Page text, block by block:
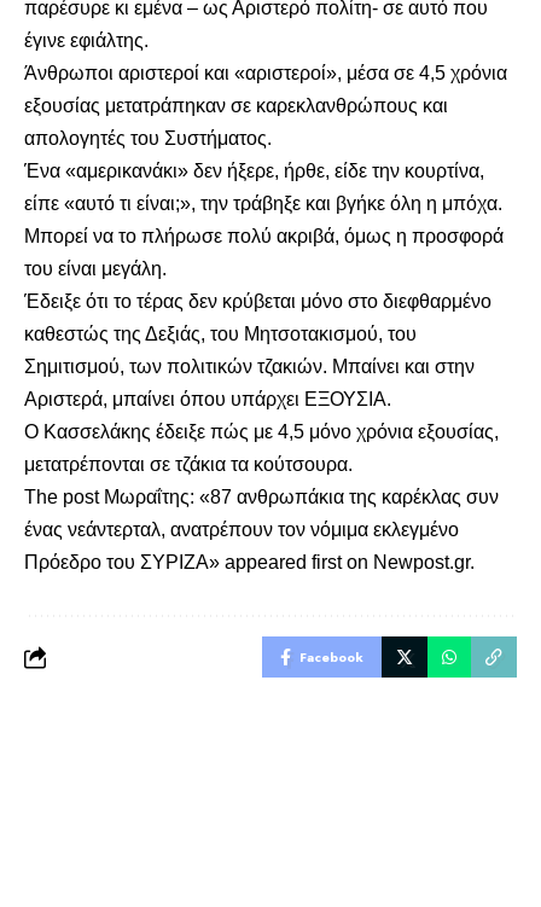
παρέσυρε κι εμένα – ως Αριστερό πολίτη- σε αυτό που
έγινε εφιάλτης.
Άνθρωποι αριστεροί και «αριστεροί», μέσα σε 4,5 χρόνια
εξουσίας μετατράπηκαν σε καρεκλανθρώπους και
απολογητές του Συστήματος.
Ένα «αμερικανάκι» δεν ήξερε, ήρθε, είδε την κουρτίνα,
είπε «αυτό τι είναι;», την τράβηξε και βγήκε όλη η μπόχα.
Μπορεί να το πλήρωσε πολύ ακριβά, όμως η προσφορά
του είναι μεγάλη.
Έδειξε ότι το τέρας δεν κρύβεται μόνο στο διεφθαρμένο
καθεστώς της Δεξιάς, του Μητσοτακισμού, του
Σημιτισμού, των πολιτικών τζακιών. Μπαίνει και στην
Αριστερά, μπαίνει όπου υπάρχει ΕΞΟΥΣΙΑ.
Ο Κασσελάκης έδειξε πώς με 4,5 μόνο χρόνια εξουσίας,
μετατρέπονται σε τζάκια τα κούτσουρα.
The post Μωραΐτης: «87 ανθρωπάκια της καρέκλας συν
ένας νεάντερταλ, ανατρέπουν τον νόμιμα εκλεγμένο
Πρόεδρο του ΣΥΡΙΖΑ» appeared first on Newpost.gr.
Facebook